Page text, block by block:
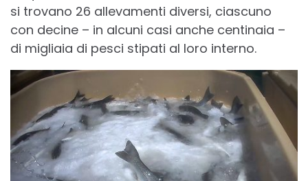
si trovano 26 allevamenti diversi, ciascuno
con decine – in alcuni casi anche centinaia –
di migliaia di pesci stipati al loro interno.